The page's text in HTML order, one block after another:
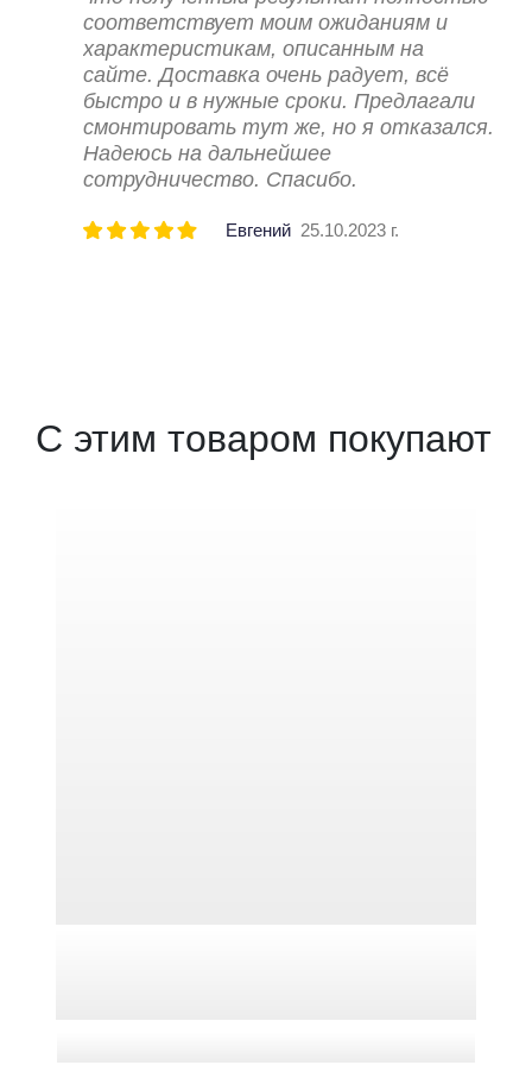
соответствует моим ожиданиям и
характеристикам, описанным на
сайте. Доставка очень радует, всё
быстро и в нужные сроки. Предлагали
смонтировать тут же, но я отказался.
Надеюсь на дальнейшее
сотрудничество. Спасибо.
Евгений 25.10.2023 г.